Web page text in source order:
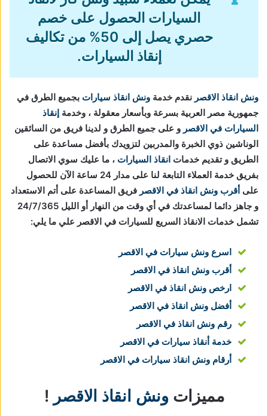
السيارات الحصول على خصم
حصري يصل إلى 50% من تكاليف
إنقاذ السيارات.
ونش انقاذ الاقصر نقدم خدمة ونش انقاذ سيارات بجميع الطرق في
جمهورية مصر العربية بسرعة وبأسعار معقولة ، وخدمة إنقاذ
السيارات في الاقصر و على جميع الطرق و لدينا فريق من السائقين
الوناشين ذوي الخبرة والمدربين لتزويدك بأفضل مساعدة على
الطريق و تقديم خدمات انقاذ السيارات ، ما عليك سوي الاتصال
بفريق خدمة العملاء التابعة لنا على مدار 24 ساعة الآن للحصول
على أقرب ونش انقاذ في الاقصر فريق المساعدة على أتم الاستعداد
و جاهز دائما لمساعدتك في أي وقت من النهار أو الليل 24/7/365
تشمل خدمات الانقاذ السريع للسيارات في الاقصر علي ما يلي:
اسرع ونش سيارات في الاقصر
أقرب ونش انقاذ في الاقصر
ارخص ونش انقاذ في الاقصر
أفضل ونش انقاذ في الاقصر
رقم ونش انقاذ في الاقصر
خدمة أنقاذ سيارات في الاقصر
أرقام ونش انقاذ سيارات في الاقصر
مميزات ونش انقاذ الاقصر !